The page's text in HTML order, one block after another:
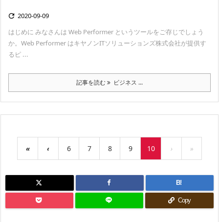
 2020-09-09
はじめに みなさんは Web Performer というツールをご存じでしょう
か。Web Performer はキヤノンITソリューションズ株式会社が提供す
るピ ...
記事を読む ビジネス ...
« ‹ 6 7 8 9 10 › »
B!
Copy